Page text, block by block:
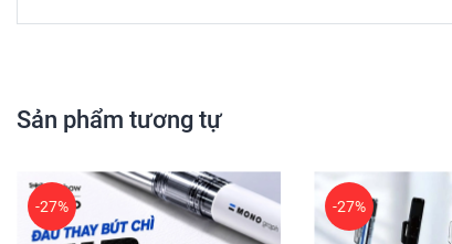
Sản phẩm tương tự
-27% -27%